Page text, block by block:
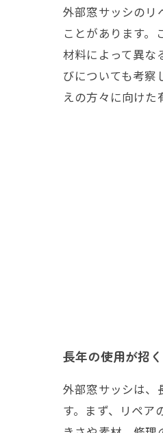
外部窓サッシのリ
ことがあります
材料によって異な
びについても考察
えの方々に向けた
長年の使用が招
外部窓サッシは、
す。まず、リペア